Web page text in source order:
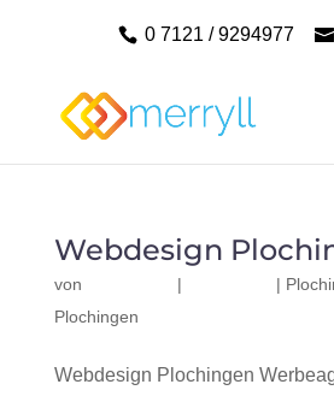
0 7121 / 9294977
Webdesign
von | |
Plochingen
Webdesign Plochingen